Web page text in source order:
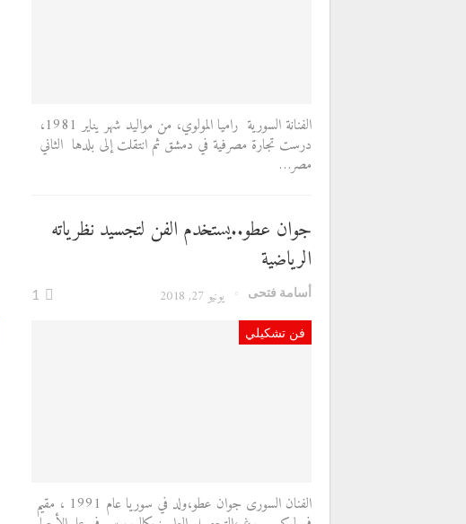
الفنانة السورية راميا المولوي، من مواليد شهر يناير 1981،
درست تجارة مصرفية في دمشق ثم انتقلت إلى بلدها الثاني
مصر…
جوان عطو..يستخدم الفن لتجسيد نظرياته
الرياضية
أسامة فتحى يونيو 27, 2018
فن تشكيلي
الفنان السورى جوان عطو،ولد في سوريا عام 1991 ، مقيم